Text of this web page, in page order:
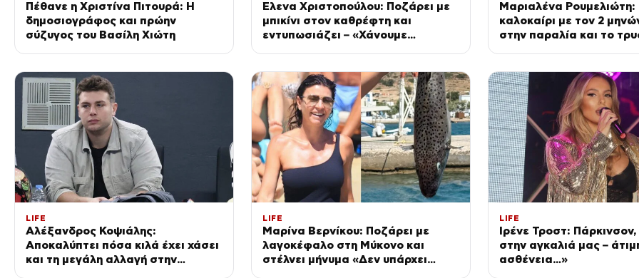
Πέθανε η Χριστίνα Πιτουρά: Η
δημοσιογράφος και πρώην
σύζυγος του Βασίλη Χιώτη
Έλενα Χριστοπούλου: Ποζάρει με
μπικίνι στον καθρέφτη και
εντυπωσιάζει – «Χάνουμε
Μαριαλένα
καλοκαίρι με τον 2
στην παραλία και το
LIFE
Αλέξανδρος Κοψιάλης:
Αποκαλύπτει πόσα κιλά έχει χάσει
και τη μεγάλη αλλαγή στην
LIFE
Μαρίνα Βερνίκου: Ποζάρει με
λαγοκέφαλο στη Μύκονο και
στέλνει μήνυμα «Δεν υπάρχει
LIFE
Ιρένε Τροστ:
στην αγκαλιά μας –
ασθένεια…»